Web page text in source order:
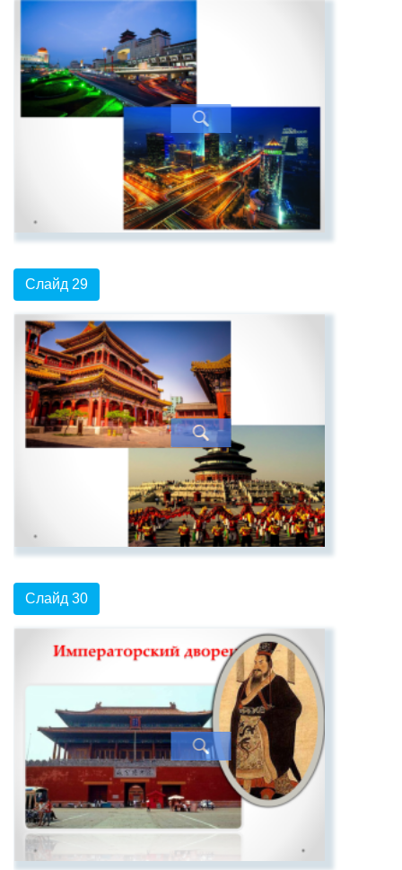
Слайд 29
Слайд 30